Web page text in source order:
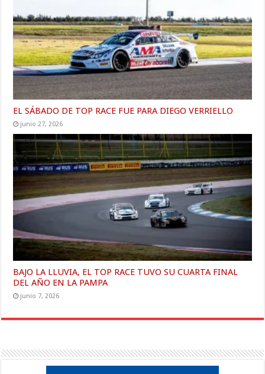
EL SÁBADO DE TOP RACE FUE PARA DIEGO VERRIELLO
junio 27, 2026
BAJO LA LLUVIA, EL TOP RACE TUVO SU CUARTA FINAL
DEL AÑO EN LA PAMPA
junio 7, 2026